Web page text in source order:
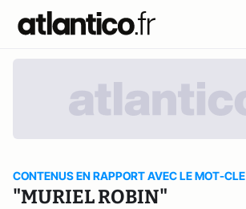
CONTENUS EN RAPPORT AVEC LE MOT-CLE
"MURIEL ROBIN"